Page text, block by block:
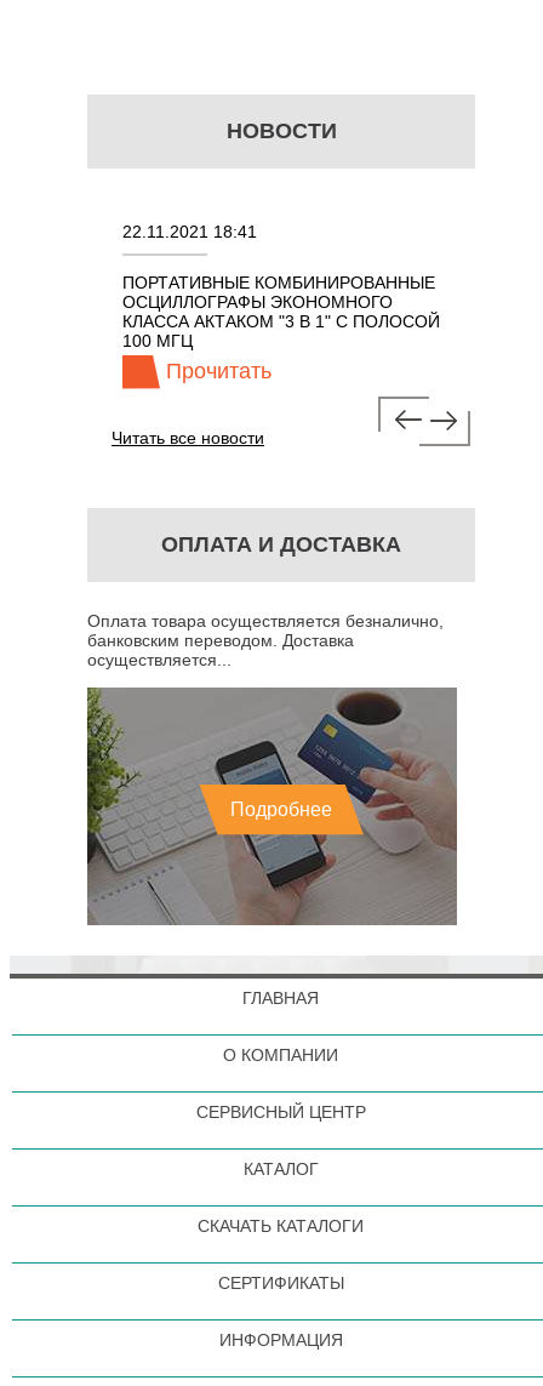
НОВОСТИ
22.11.2021 18:41
ПОРТАТИВНЫЕ КОМБИНИРОВАННЫЕ
ОСЦИЛЛОГРАФЫ ЭКОНОМНОГО
КЛАССА АКТАКОМ "3 В 1" С ПОЛОСОЙ
Прочитать
ОСЦИЛЛОГРАФЫ
TECHNOLOGIES
Читать все новости
ОПЛАТА И ДОСТАВКА
Оплата товара осуществляется безналично,
банковским переводом. Доставка
осуществляется...
Подробнее
ГЛАВНАЯ
О КОМПАНИИ
СЕРВИСНЫЙ ЦЕНТР
КАТАЛОГ
СКАЧАТЬ КАТАЛОГИ
СЕРТИФИКАТЫ
ИНФОРМАЦИЯ